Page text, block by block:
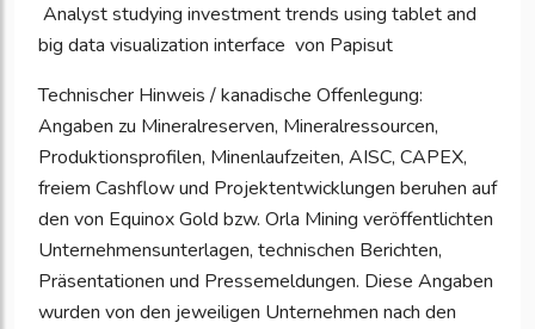
Analyst studying investment trends using tablet and
big data visualization interface von Papisut
Technischer Hinweis / kanadische Offenlegung:
Angaben zu Mineralreserven, Mineralressourcen,
Produktionsprofilen, Minenlaufzeiten, AISC, CAPEX,
freiem Cashflow und Projektentwicklungen beruhen auf
den von Equinox Gold bzw. Orla Mining veröffentlichten
Unternehmensunterlagen, technischen Berichten,
Präsentationen und Pressemeldungen. Diese Angaben
wurden von den jeweiligen Unternehmen nach den